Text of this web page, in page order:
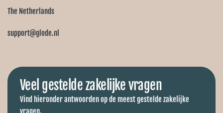
The Netherlands
support@glode.nl
Veel gestelde zakelijke vragen
Vind hieronder antwoorden op de meest gestelde zakelijke